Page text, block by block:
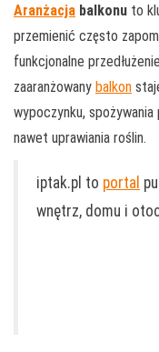
Aranżacja balkonu to
przemienić często
funkcjonalne
zaaranżowany balkon
wypoczynku,
nawet uprawiania roślin.
iptak.pl to portal
wnętrz, domu i